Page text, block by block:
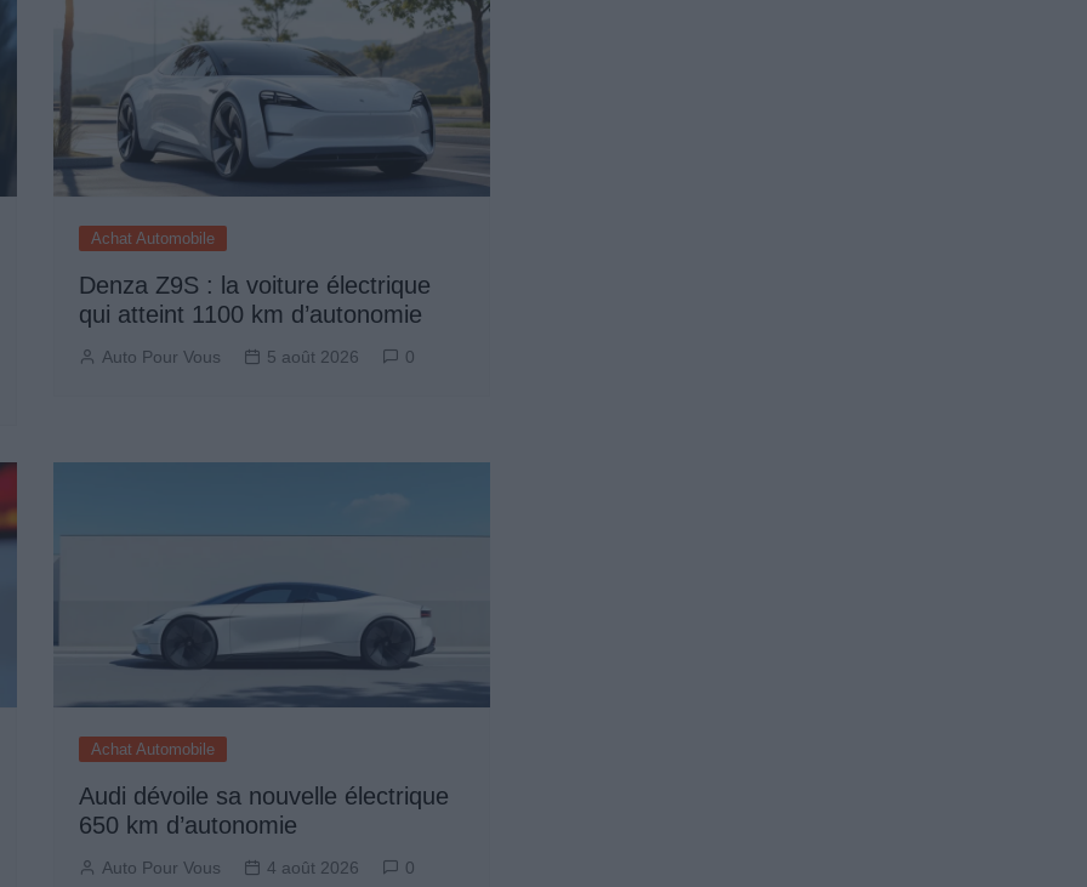
Achat Automobile
Denza Z9S : la voiture électrique
qui atteint 1100 km d’autonomie
Auto Pour Vous 5 août 2026 0
Achat Automobile
Audi dévoile sa nouvelle électrique
650 km d’autonomie
Auto Pour Vous 4 août 2026 0